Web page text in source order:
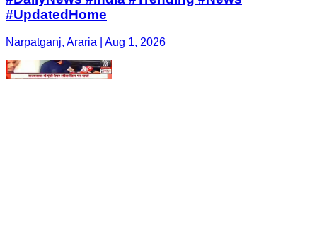
#UpdatedHome
Narpatganj, Araria | Aug 1, 2026